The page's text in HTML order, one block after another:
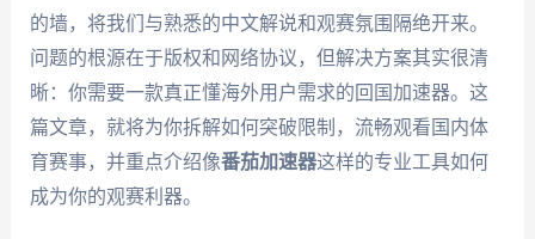
的墙，将我们与熟悉的中文解说和观赛氛围隔绝开来。
问题的根源在于版权和网络协议，但解决方案其实很清
晰：你需要一款真正懂海外用户需求的回国加速器。这
篇文章，就将为你拆解如何突破限制，流畅观看国内体
育赛事，并重点介绍像番茄加速器这样的专业工具如何
成为你的观赛利器。